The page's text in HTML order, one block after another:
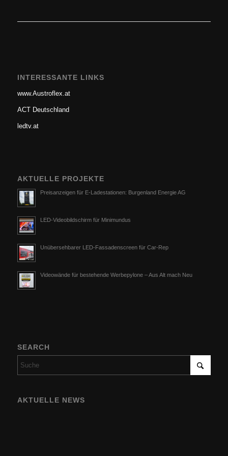
INTERESSANTE LINKS
www.Austroflex.at
ACT Deutschland
ledtv.at
AKTUELLE PROJEKTE
Preisanzeigen für E-Ladestationen: Burgenland Energie AG
LED-Videobildschirm für Minimundus
Unübersehbarer LED-Fassadenscreen für Car-Rep
Videowände für bestehende Werbepylone – Aus Alt mach Neu
SEARCH
AKTUELLE NEWS